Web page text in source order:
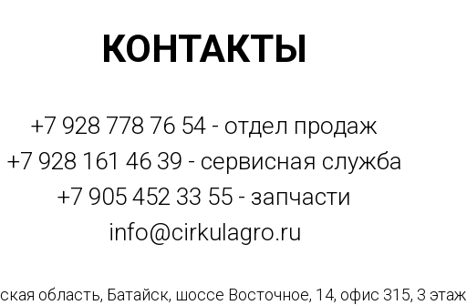
КОНТАКТЫ
+7 928 778 76 54 - отдел продаж
+7 928 161 46 39 - сервисная служба
+7 905 452 33 55 - запчасти
info@cirkulagro.ru
область, Батайск, шоссе Восточное, 14, офис 315, 3 этаж